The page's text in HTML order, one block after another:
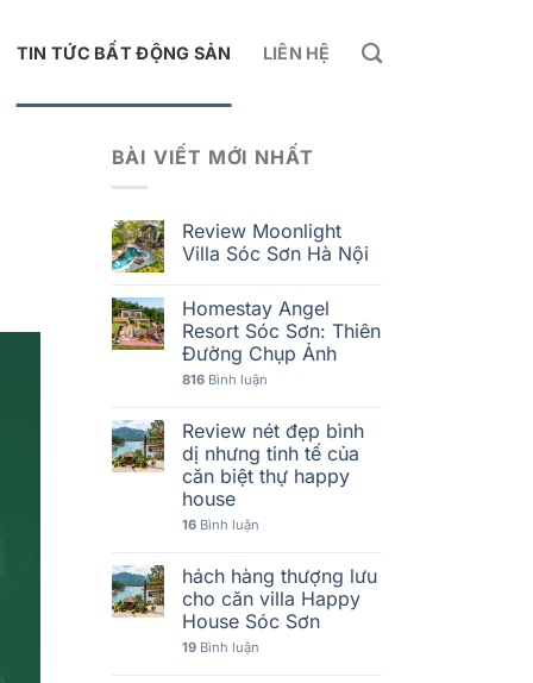
TIN TỨC BẤT ĐỘNG SẢN LIÊN HỆ
BÀI VIẾT MỚI NHẤT
Review Moonlight
Villa Sóc Sơn Hà Nội
Homestay Angel
Resort Sóc Sơn: Thiên
Đường Chụp Ảnh
816Bình luận
Review nét đẹp bình
dị nhưng tinh tế của
căn biệt thự happy
house
16Bình luận
hách hàng thượng lưu
cho căn villa Happy
House Sóc Sơn
19Bình luận